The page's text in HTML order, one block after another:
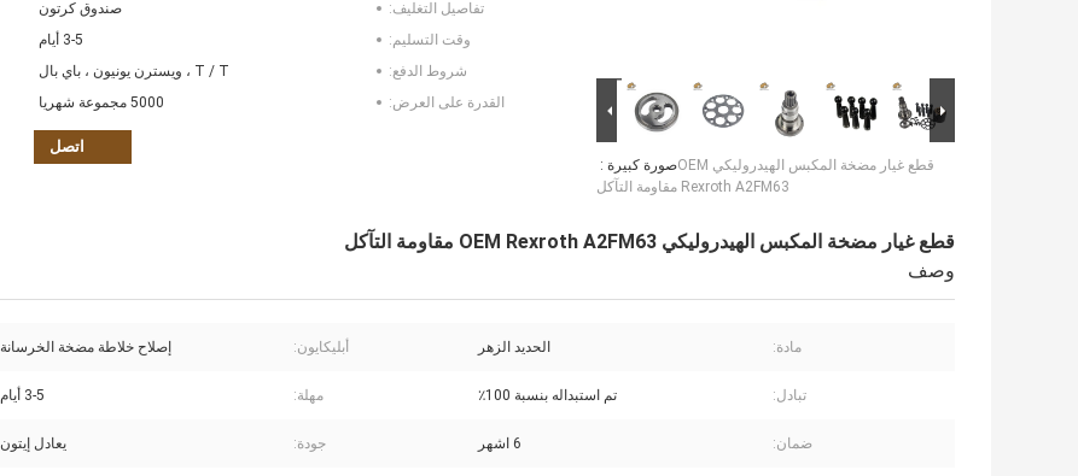
صورة كبيرة :قطع غيار مضخة المكبس الهيدروليكي OEM
Rexroth A2FM63 مقاومة التآكل
تفاصيل التغليف:
صندوق كرتون
وقت التسليم:
3-5 أيام
شروط الدفع:
T / T ، ويسترن يونيون ، باي بال
القدرة على العرض:
5000 مجموعة شهريا
اتصل
قطع غيار مضخة المكبس الهيدروليكي OEM Rexroth A2FM63 مقاومة التآكل
وصف
مادة: الحديد الزهر أبليكايون: إصلاح خلاطة مضخة الخرسانة
تبادل: تم استبداله بنسبة 100٪ مهلة: 3-5 أيام
ضمان: 6 اشهر جودة: يعادل إيتون